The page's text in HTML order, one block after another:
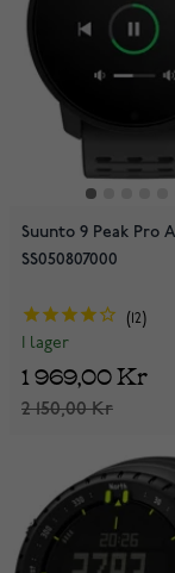
Suunto 9 Peak Pro
SS050807000
12
I lager
2 150,00 Kr
1 969,00 Kr